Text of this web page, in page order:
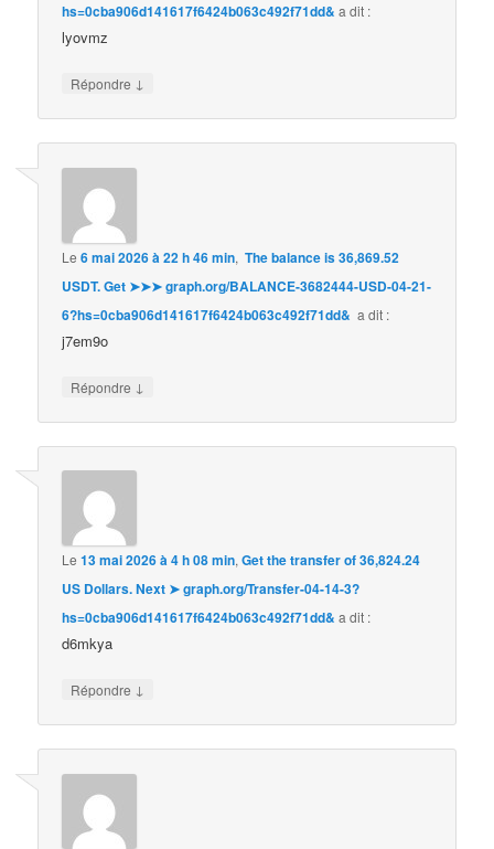
hs=0cba906d141617f6424b063c492f71dd& a dit :
lyovmz
Répondre ↓
Le6 mai 2026 à 22 h 46 min, ️ The balance is 36,869.52
USDT. Get ➤➤➤ graph.org/BALANCE-3682444-USD-04-21-
6?hs=0cba906d141617f6424b063c492f71dd& ️ a dit :
j7em9o
Répondre ↓
Le13 mai 2026 à 4 h 08 min,Get the transfer of 36,824.24
US Dollars. Next ➤ graph.org/Transfer-04-14-3?
hs=0cba906d141617f6424b063c492f71dd& a dit :
d6mkya
Répondre ↓